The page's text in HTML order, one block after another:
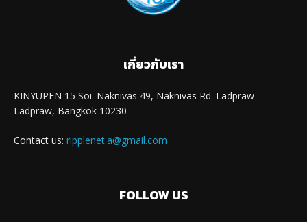
เกี่ยวกับเรา
KINYUPEN 15 Soi. Naknivas 49, Naknivas Rd. Ladpraw
Ladpraw, Bangkok 10230
Contact us: ripplenet.a@gmail.com
FOLLOW US